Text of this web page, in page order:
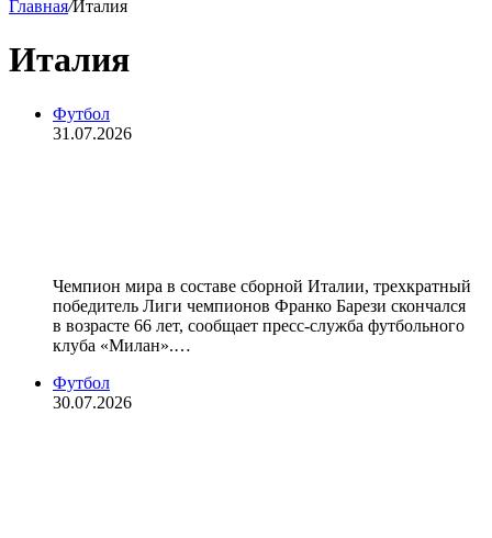
Главная/Италия
Италия
Футбол
31.07.2026
Чемпион мира в составе сборной Италии, трехкратный
победитель Лиги чемпионов Франко Барези скончался
в возрасте 66 лет, сообщает пресс‑служба футбольного
клуба «Милан».…
Футбол
30.07.2026